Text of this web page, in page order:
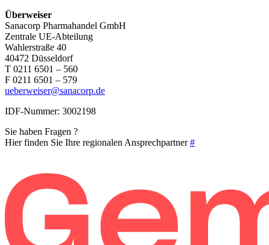
Überweiser
Sanacorp Pharmahandel GmbH
Zentrale UE-Abteilung
Wahlerstraße 40
40472 Düsseldorf
T 0211 6501 – 560
F 0211 6501 – 579
ueberweiser@sanacorp.de
IDF-Nummer: 3002198
Sie haben Fragen ?
Hier finden Sie Ihre regionalen Ansprechpartner#